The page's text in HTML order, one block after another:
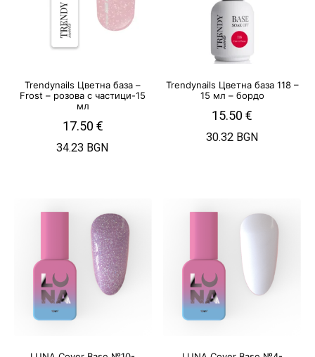
Trendynails Цветна база –
Frost – розова с частици-15
мл
17.50 €
34.23 BGN
Trendynails Цветна база 118 –
15 мл – бордо
15.50€
30.32 BGN